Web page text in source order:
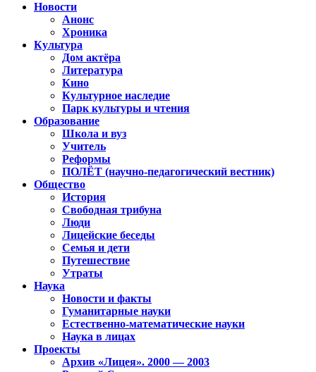
Новости
Анонс
Хроника
Культура
Дом актёра
Литература
Кино
Культурное наследие
Парк культуры и чтения
Образование
Школа и вуз
Учитель
Реформы
ПОЛЁТ (научно-педагогический вестник)
Общество
История
Свободная трибуна
Люди
Лицейские беседы
Семья и дети
Путешествие
Утраты
Наука
Новости и факты
Гуманитарные науки
Естественно-математические науки
Наука в лицах
Проекты
Архив «Лицея». 2000 — 2003